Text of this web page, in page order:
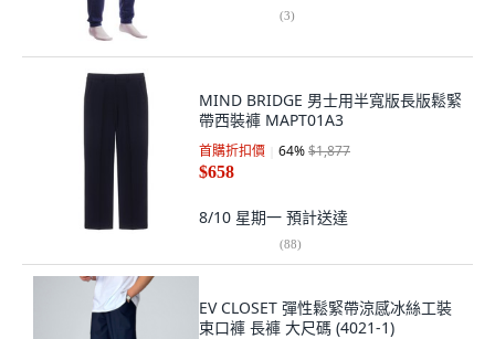
(3)
MIND BRIDGE 男士用半寬版長版鬆緊
帶西裝褲 MAPT01A3
首購折扣價 64%$1,877
$658
8/10 星期一 預計送達
(88)
EV CLOSET 彈性鬆緊帶涼感冰絲工裝
束口褲 長褲 大尺碼 (4021-1)